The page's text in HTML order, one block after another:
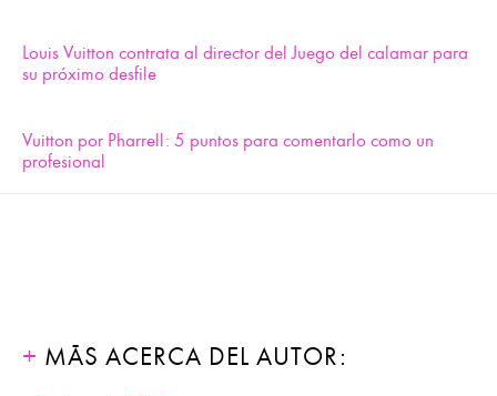
Louis Vuitton contrata al director del Juego del calamar para
su próximo desfile
Vuitton por Pharrell: 5 puntos para comentarlo como un
profesional
MÁS ACERCA DEL AUTOR: